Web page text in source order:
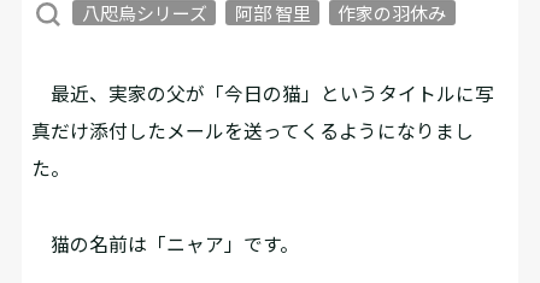
八咫烏シリーズ 阿部 智里 作家の羽休み
最近、実家の父が「今日の猫」というタイトルに写
真だけ添付したメールを送ってくるようになりまし
た。
猫の名前は「ニャア」です。